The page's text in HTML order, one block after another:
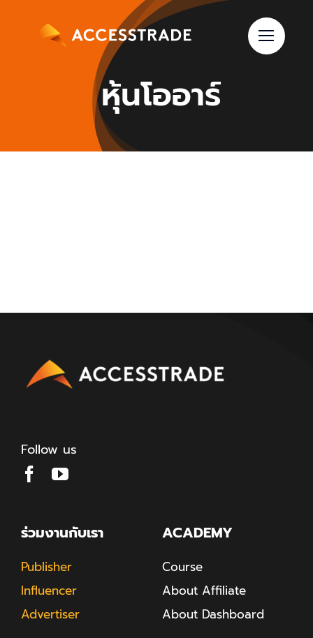
หุ้นโออาร์
Follow us
ร่วมงานกับเรา
Publisher
Influencer
Advertiser
ACADEMY
Course
About Affiliate
About Dashboard